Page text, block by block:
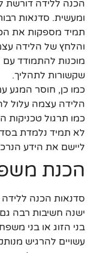
הכנה ללידה דורשת
ומעשית. סדנאות
תמיד מספקות את
והלחץ של הלידה
מוכנות להתמודד
שקשורות לתהליך.
כמו כן, חוסר המגע
הלידה עצמה עלול
כמו תרגול טכניקות
לא תמיד נלמדת
ליישם את הידע
הכנת
סדנאות הכנה
ישנה חשיבות רבה
בני הזוג או בני
עשויים להרגיש